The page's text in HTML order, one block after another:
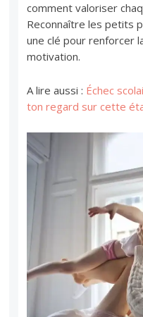
comment valoriser
Reconnaître les petits
une clé pour renforcer
motivation.
A lire aussi : Échec
ton regard sur cette